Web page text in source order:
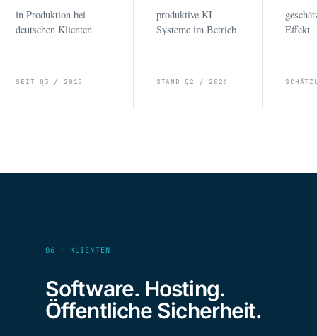
in Produktion bei
deutschen Klienten
SEIT Q3 / 2015
produktive KI-
Systeme im Betrieb
STAND Q2 / 2026
Effekt
06 · KLIENTEN
Software. Hosting.
Öffentliche Sicherheit.